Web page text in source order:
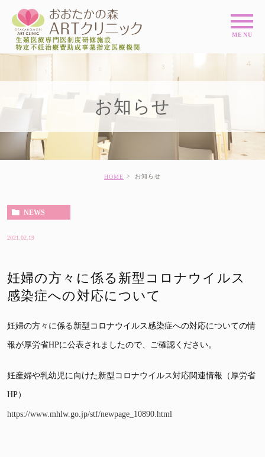
お知らせ
HOME お知らせ
NEWS
2021.02.19
妊婦の方々に係る新型コロナウイルス
感染症への対応について
妊婦の方々に係る新型コロナウイルス感染症への対応についての情
報が厚労省HPに公表されましたので、ご確認ください。
妊産婦や乳幼児に向けた新型コロナウイルス対応関連情報（厚労省
HP）
https://www.mhlw.go.jp/stf/newpage_10890.html